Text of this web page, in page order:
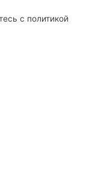
с политикой